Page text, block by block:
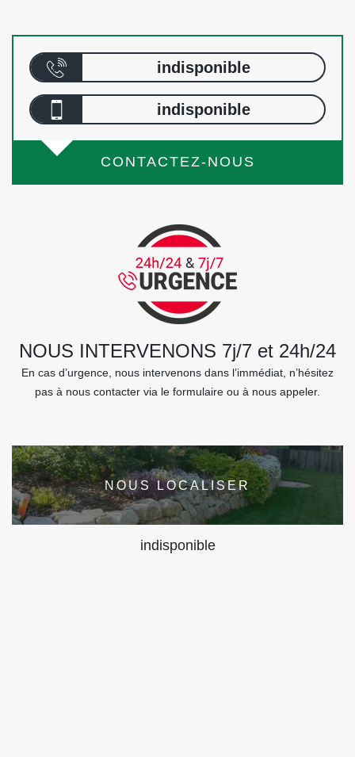
indisponible
indisponible
CONTACTEZ-NOUS
NOUS INTERVENONS 7j/7 et 24h/24
En cas d’urgence, nous intervenons dans l’immédiat, n’hésitez
pas à nous contacter via le formulaire ou à nous appeler.
NOUS LOCALISER
indisponible